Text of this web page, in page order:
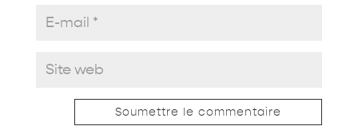
Soumettre le commentaire